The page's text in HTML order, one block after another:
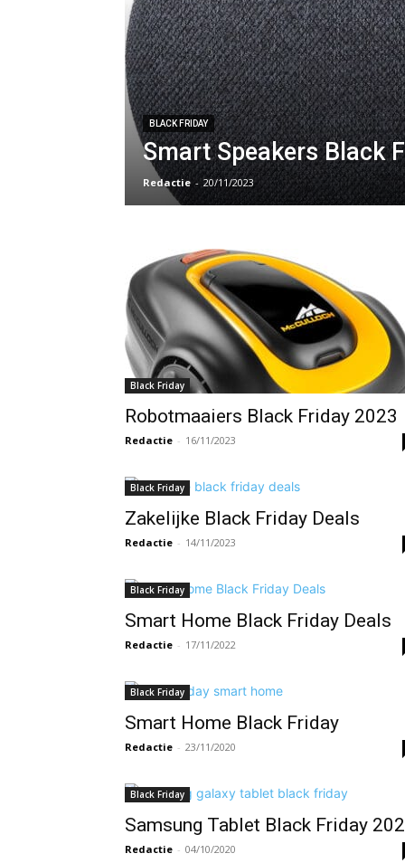
BLACK FRIDAY
Smart Speakers Black
Redactie - 20/11/2023
Black Friday
Robotmaaiers Black Friday 2023
Redactie - 16/11/2023
Black Friday
Zakelijke Black Friday Deals
Redactie - 14/11/2023
Black Friday
Smart Home Black Friday Deals
Redactie - 17/11/2022
Black Friday
Smart Home Black Friday
Redactie - 23/11/2020
Black Friday
Samsung Tablet Black Friday
Redactie - 04/10/2020